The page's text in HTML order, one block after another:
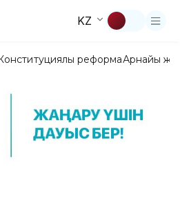
KZ
реформаАрнайы